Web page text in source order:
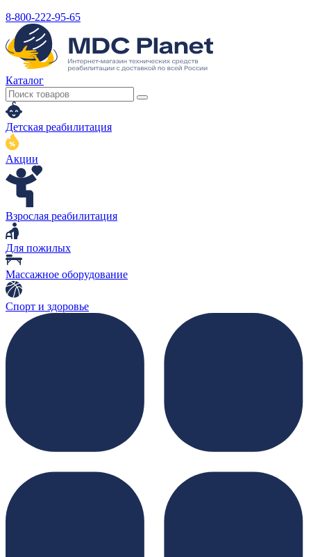
8-800-222-95-65
Каталог
Детская реабилитация
Акции
Взрослая реабилитация
Для пожилых
Массажное оборудование
Спорт и здоровье